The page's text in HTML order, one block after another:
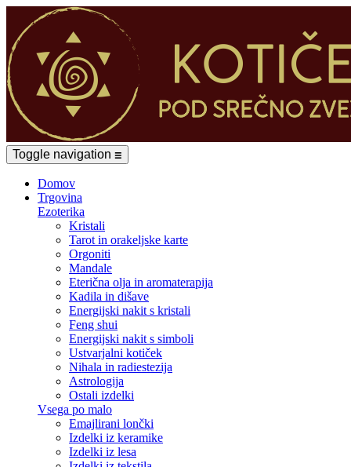
Toggle navigation ☰
Domov
Trgovina
Ezoterika
Kristali
Tarot in orakeljske karte
Orgoniti
Mandale
Eterična olja in aromaterapija
Kadila in dišave
Energijski nakit s kristali
Feng shui
Energijski nakit s simboli
Ustvarjalni kotiček
Nihala in radiestezija
Astrologija
Ostali izdelki
Vsega po malo
Emajlirani lončki
Izdelki iz keramike
Izdelki iz lesa